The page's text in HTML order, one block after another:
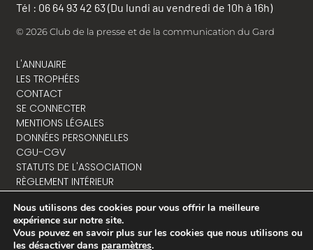
Tél : 06 64 93 42 63 (Du lundi au vendredi de 10h à 16h)
© 2026 Club de la presse et de la communication du Gard
L'ANNUAIRE
LES TROPHÉES
CONTACT
SE CONNECTER
MENTIONS LÉGALES
DONNÉES PERSONNELLES
CGU-CGV
STATUTS DE L'ASSOCIATION
RÈGLEMENT INTÉRIEUR
NOUS CONTACTER
Nous utilisons des cookies pour vous offrir la meilleure
expérience sur notre site.
Vous pouvez en savoir plus sur les cookies que nous utilisons ou
les désactiver dans paramètres.